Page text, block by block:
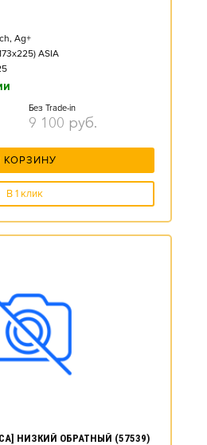
Ag+
ASIA
Без Trade-in
9 100 руб.
КОРЗИНУ
В 1 клик
НИЗКИЙ ОБРАТНЫЙ (57539)